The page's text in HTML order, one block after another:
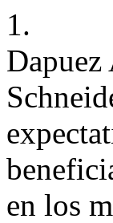
1.
en los